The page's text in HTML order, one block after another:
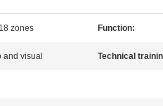
zones Function:
and visual Technical